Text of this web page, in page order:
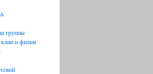
группы
и фильм